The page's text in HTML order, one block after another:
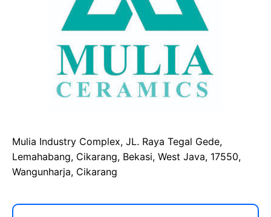
Mulia Industry Complex, JL. Raya Tegal Gede,
Lemahabang, Cikarang, Bekasi, West Java, 17550,
Wangunharja, Cikarang